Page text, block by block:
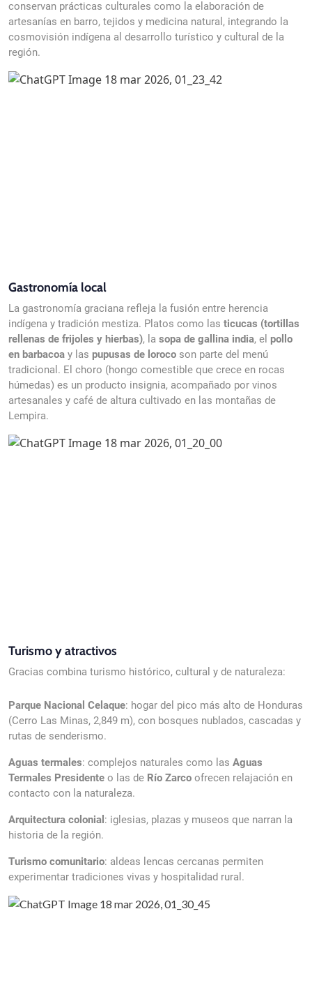
conservan prácticas culturales como la elaboración de
artesanías en barro, tejidos y medicina natural, integrando la
cosmovisión indígena al desarrollo turístico y cultural de la
región.
Gastronomía local
La gastronomía graciana refleja la fusión entre herencia
indígena y tradición mestiza. Platos como las ticucas (tortillas
rellenas de frijoles y hierbas), la sopa de gallina india, el pollo
en barbacoa y las pupusas de loroco son parte del menú
tradicional. El choro (hongo comestible que crece en rocas
húmedas) es un producto insignia, acompañado por vinos
artesanales y café de altura cultivado en las montañas de
Lempira.
Turismo y atractivos
Gracias combina turismo histórico, cultural y de naturaleza:
Parque Nacional Celaque: hogar del pico más alto de Honduras
(Cerro Las Minas, 2,849 m), con bosques nublados, cascadas y
rutas de senderismo.
Aguas termales: complejos naturales como las Aguas
Termales Presidente o las de Río Zarco ofrecen relajación en
contacto con la naturaleza.
Arquitectura colonial : iglesias, plazas y museos que narran la
historia de la región.
Turismo comunitario: aldeas lencas cercanas permiten
experimentar tradiciones vivas y hospitalidad rural.